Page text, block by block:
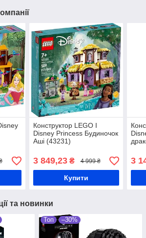
Конструктор LEGO I
Disney Princess Будиночок
Аші (43231)
3 849,23₴ 4 999 ₴
Купити
3
та новинки
Топ –30%